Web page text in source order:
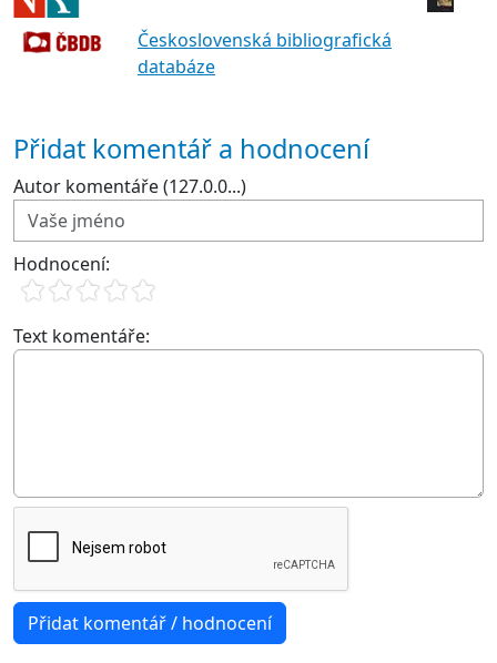
Československá bibliografická
databáze
Přidat komentář a hodnocení
Autor komentáře (127.0.0...)
Hodnocení:
Text komentáře: